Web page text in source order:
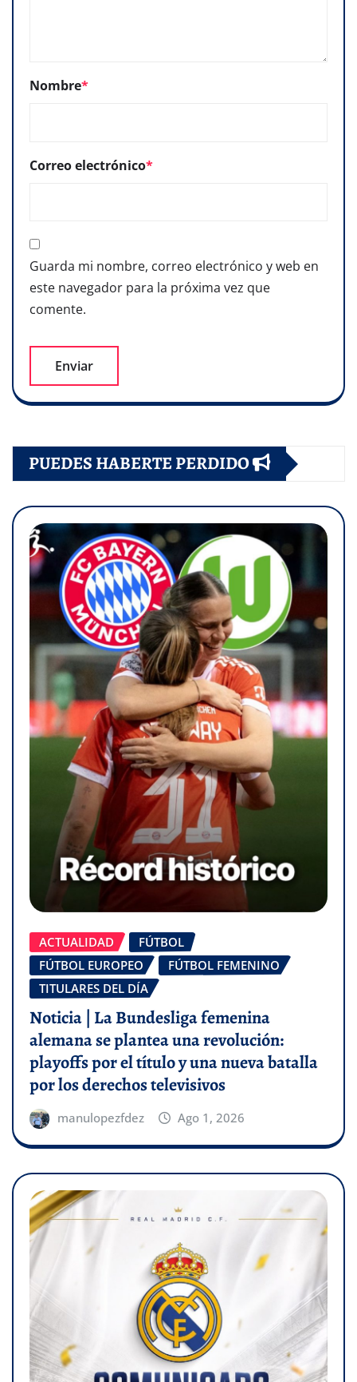
Nombre*
Correo electrónico*
Guarda mi nombre, correo electrónico y web en
este navegador para la próxima vez que
comente.
PUEDES HABERTE PERDIDO
ACTUALIDAD
FÚTBOL
FÚTBOL EUROPEO
FÚTBOL FEMENINO
TITULARES DEL DÍA
Noticia | La Bundesliga femenina
alemana se plantea una revolución:
playoffs por el título y una nueva batalla
por los derechos televisivos
manulopezfdez Ago 1, 2026